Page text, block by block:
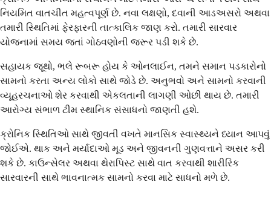
નિયમિત વાતચીત મહત્વપૂર્ણ છે. નવા લક્ષણો, દવાની આડઅસરો અથવા
તમારી સ્થિતિમાં ફેરફારની તાત્કાલિક જાણ કરો. તમારી સારવાર
યોજનામાં સમય જતાં ગોઠવણોની જરૂર પડી શકે છે.
સહાયક જૂથો, ભલે રૂબરૂ હોય કે ઓનલાઈન, તમને સમાન પડકારોનો
સામનો કરતા અન્ય લોકો સાથે જોડે છે. અનુભવો અને સામનો કરવાની
વ્યૂહરચનાઓ શેર કરવાથી એકલતાની લાગણી ઓછી થાય છે. તમારી
આરોગ્ય સંભાળ ટીમ સ્થાનિક સંસાધનો જાણતી હશે.
ક્રોનિક સ્થિતિઓ સાથે જીવતી વખતે માનસિક સ્વાસ્થ્યને ધ્યાન આપવું
જોઈએ. થાક અને મર્યાદાઓ મૂડ અને જીવનની ગુણવત્તાને અસર કરી
શકે છે. કાઉન્સેલર અથવા થેરાપિસ્ટ સાથે વાત કરવાથી શારીરિક
સારવારની સાથે ભાવનાત્મક સામનો કરવા માટે સાધનો મળે છે.